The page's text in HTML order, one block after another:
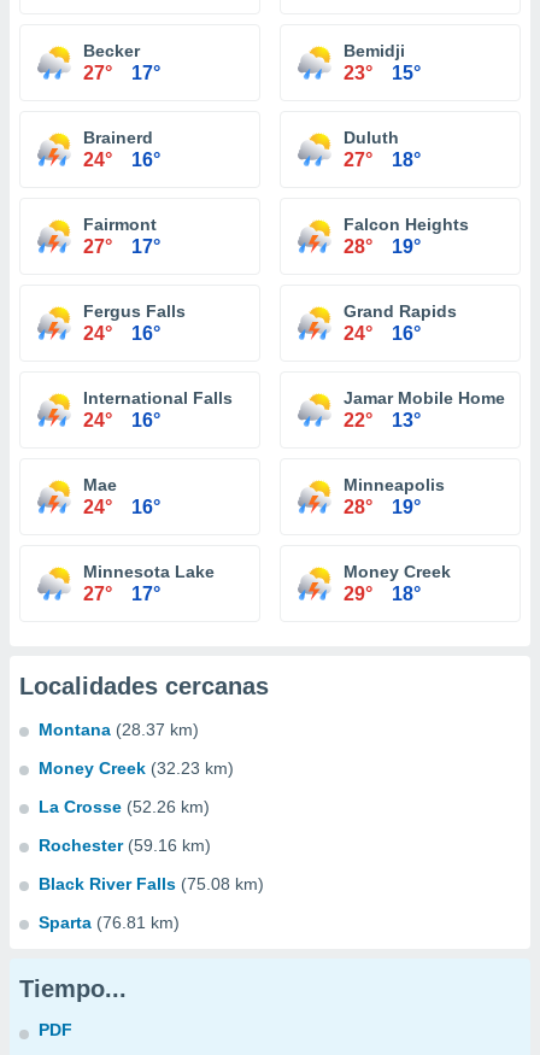
Becker
27° 17°
Bemidji
23° 15°
Brainerd
24° 16°
Duluth
27° 18°
Fairmont
27° 17°
Falcon Heights
28° 19°
Fergus Falls
24° 16°
Grand Rapids
24° 16°
International Falls
24° 16°
Jamar Mobile Home
22° 13°
Mae
24° 16°
Minneapolis
28° 19°
Minnesota Lake
27° 17°
Money Creek
29° 18°
Localidades cercanas
Montana (28.37 km)
Money Creek (32.23 km)
La Crosse (52.26 km)
Rochester (59.16 km)
Black River Falls (75.08 km)
Sparta (76.81 km)
Tiempo...
PDF